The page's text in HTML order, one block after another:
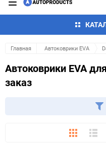
Главная Автоковрики EVA
Автоковрики EVA
заказ
Плитка